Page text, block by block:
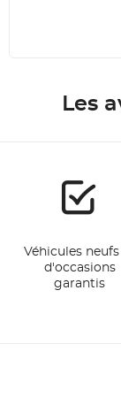
Les
Véhicules
d'occasions
garantis